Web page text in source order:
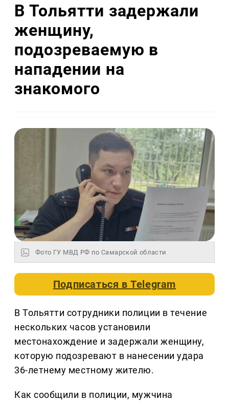
В Тольятти задержали
женщину,
подозреваемую в
нападении на
знакомого
Фото ГУ МВД РФ по Самарской области
Подписаться вTelegram
В Тольятти сотрудники полиции в течение
нескольких часов установили
местонахождение и задержали женщину,
которую подозревают в нанесении удара
36-летнему местному жителю.
Как сообщили в полиции, мужчина